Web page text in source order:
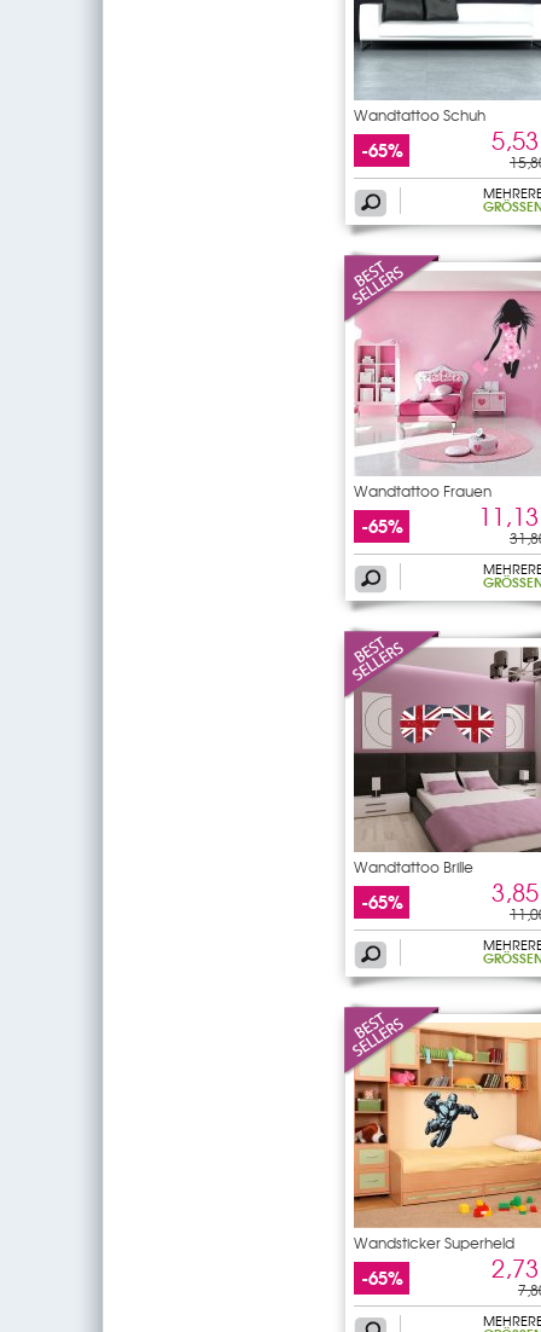
Wandtattoo Schuh
-65%
GRÖSSEN
Wandtattoo Frauen
-65%
GRÖSSEN
Wandtattoo Brille
-65%
GRÖSSEN
Wandsticker Superheld
-65%